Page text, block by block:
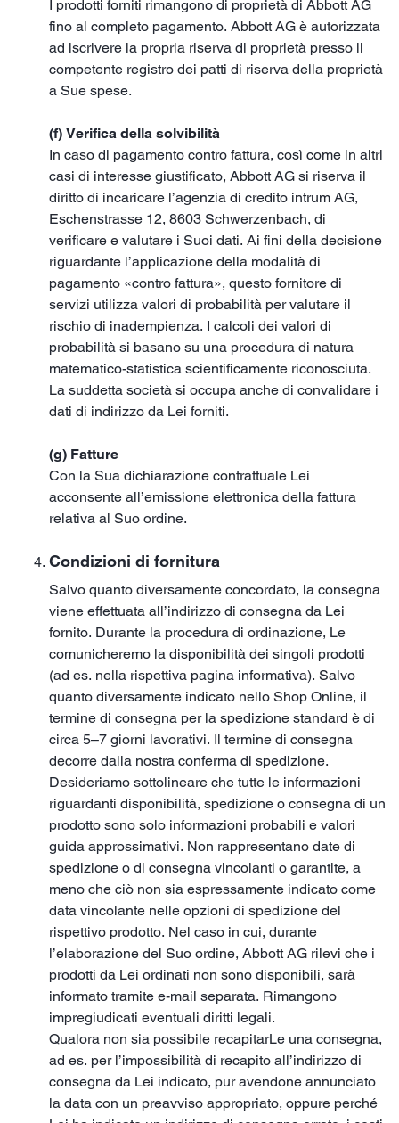
I prodotti forniti rimangono di proprietà di Abbott AG
fino al completo pagamento. Abbott AG è autorizzata
ad iscrivere la propria riserva di proprietà presso il
competente registro dei patti di riserva della proprietà
a Sue spese.
(f) Verifica della solvibilità
In caso di pagamento contro fattura, così come in altri
casi di interesse giustificato, Abbott AG si riserva il
diritto di incaricare l’agenzia di credito intrum AG,
Eschenstrasse 12, 8603 Schwerzenbach, di
verificare e valutare i Suoi dati. Ai fini della decisione
riguardante l’applicazione della modalità di
pagamento «contro fattura», questo fornitore di
servizi utilizza valori di probabilità per valutare il
rischio di inadempienza. I calcoli dei valori di
probabilità si basano su una procedura di natura
matematico-statistica scientificamente riconosciuta.
La suddetta società si occupa anche di convalidare i
dati di indirizzo da Lei forniti.
(g) Fatture
Con la Sua dichiarazione contrattuale Lei
acconsente all’emissione elettronica della fattura
relativa al Suo ordine.
Condizioni di fornitura
Salvo quanto diversamente concordato, la consegna
viene effettuata all’indirizzo di consegna da Lei
fornito. Durante la procedura di ordinazione, Le
comunicheremo la disponibilità dei singoli prodotti
(ad es. nella rispettiva pagina informativa). Salvo
quanto diversamente indicato nello Shop Online, il
termine di consegna per la spedizione standard è di
circa 5–7 giorni lavorativi. Il termine di consegna
decorre dalla nostra conferma di spedizione.
Desideriamo sottolineare che tutte le informazioni
riguardanti disponibilità, spedizione o consegna di un
prodotto sono solo informazioni probabili e valori
guida approssimativi. Non rappresentano date di
spedizione o di consegna vincolanti o garantite, a
meno che ciò non sia espressamente indicato come
data vincolante nelle opzioni di spedizione del
rispettivo prodotto. Nel caso in cui, durante
l’elaborazione del Suo ordine, Abbott AG rilevi che i
prodotti da Lei ordinati non sono disponibili, sarà
informato tramite e-mail separata. Rimangono
impregiudicati eventuali diritti legali.
Qualora non sia possibile recapitarLe una consegna,
ad es. per l’impossibilità di recapito all’indirizzo di
consegna da Lei indicato, pur avendone annunciato
la data con un preavviso appropriato, oppure perché